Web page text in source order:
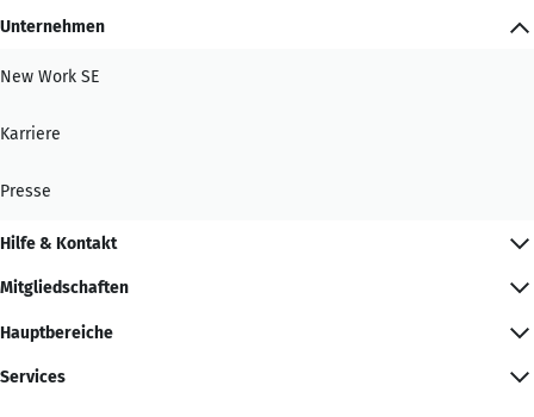
Unternehmen
New Work SE
Karriere
Presse
Hilfe & Kontakt
Mitgliedschaften
Hauptbereiche
Services